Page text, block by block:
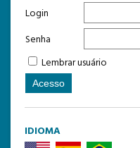
Login
Senha
Lembrar usuário
IDIOMA